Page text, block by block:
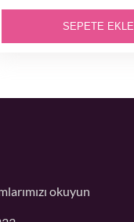
SEPETE EKLE
okuyun